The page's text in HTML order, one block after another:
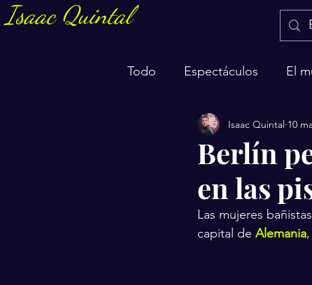
Isaac Quintal
Todo Espectáculos El
Marketing y negocios
Berlín
en las
Isaac Quintal 10
Las mujeres
capital de Alemania